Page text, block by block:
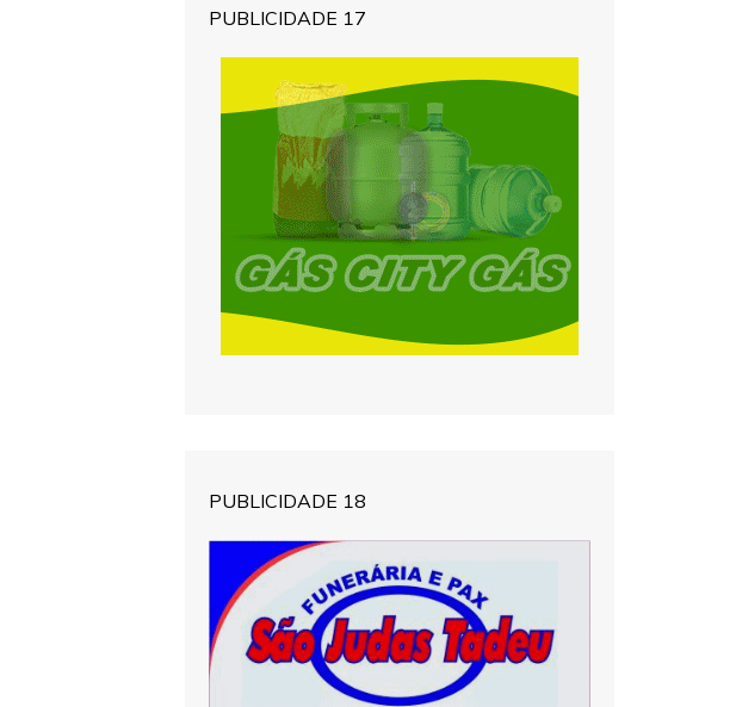
PUBLICIDADE 17
PUBLICIDADE 18